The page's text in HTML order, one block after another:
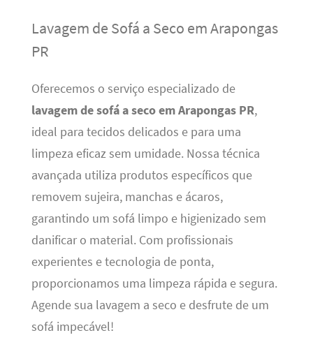
Lavagem de Sofá a Seco em Arapongas
PR
Oferecemos o serviço especializado de
lavagem de sofá a seco em Arapongas PR,
ideal para tecidos delicados e para uma
limpeza eficaz sem umidade. Nossa técnica
avançada utiliza produtos específicos que
removem sujeira, manchas e ácaros,
garantindo um sofá limpo e higienizado sem
danificar o material. Com profissionais
experientes e tecnologia de ponta,
proporcionamos uma limpeza rápida e segura.
Agende sua lavagem a seco e desfrute de um
sofá impecável!